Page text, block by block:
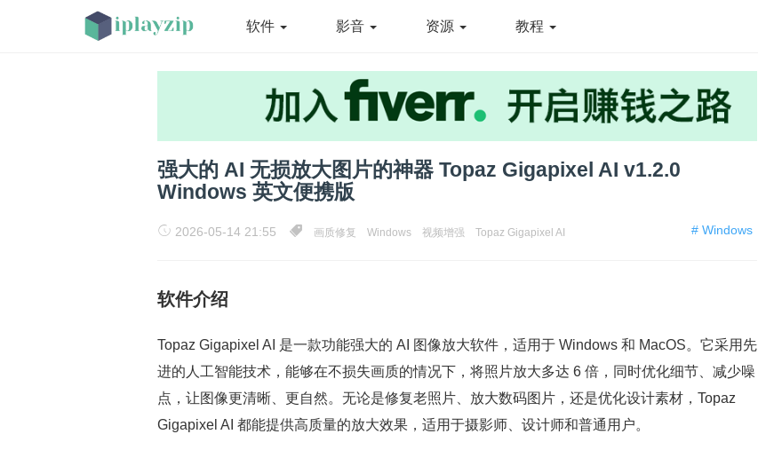
软件 影音 资源 教程
强大的 AI 无损放大图片的神器 Topaz Gigapixel AI v1.2.0
Windows 英文便携版
# Windows
2026-05-14 21:55 画质修复 Windows 视频增强 Topaz Gigapixel AI
软件介绍
Topaz Gigapixel AI 是一款功能强大的 AI 图像放大软件，适用于 Windows 和 MacOS。它采用先
进的人工智能技术，能够在不损失画质的情况下，将照片放大多达 6 倍，同时优化细节、减少噪
点，让图像更清晰、更自然。无论是修复老照片、放大数码图片，还是优化设计素材，Topaz
Gigapixel AI 都能提供高质量的放大效果，适用于摄影师、设计师和普通用户。